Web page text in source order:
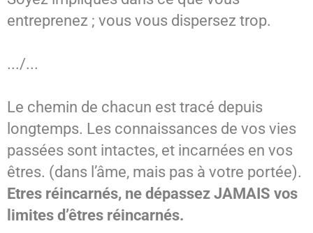
entreprenez ; vous vous dispersez trop.
.../...
Le chemin de chacun est tracé depuis
longtemps. Les connaissances de vos vies
passées sont intactes, et incarnées en vos
êtres. (dans l’âme, mais pas à votre portée).
Etres réincarnés, ne dépassez JAMAIS vos
limites d’êtres réincarnés.